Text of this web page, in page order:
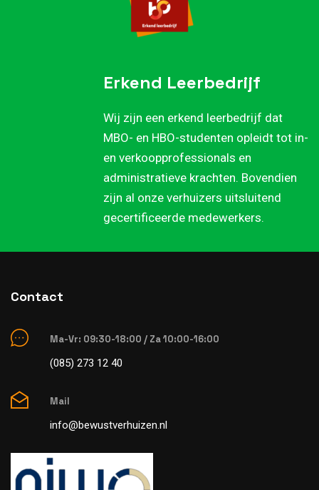
Erkend Leerbedrijf
Wij zijn een erkend leerbedrijf dat
MBO- en HBO-studenten opleidt tot in-
en verkoopprofessionals en
administratieve krachten. Bovendien
zijn al onze verhuizers uitsluitend
gecertificeerde medewerkers.
Contact
Ma-Vr: 09:30-18:00 / Za 10:00-16:00
(085) 273 12 40
Mail
info@bewustverhuizen.nl